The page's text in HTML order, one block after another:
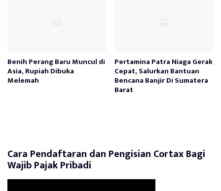
Benih Perang Baru Muncul di
Asia, Rupiah Dibuka
Melemah
Pertamina Patra Niaga Gerak
Cepat, Salurkan Bantuan
Bencana Banjir Di Sumatera
Barat
Cara Pendaftaran dan Pengisian Cortax Bagi
Wajib Pajak Pribadi